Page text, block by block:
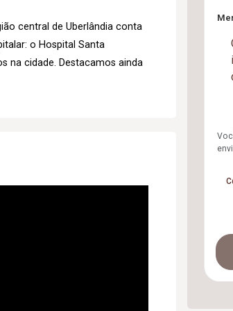
central de Uberlândia conta
o Hospital Santa
na cidade. Destacamos ainda